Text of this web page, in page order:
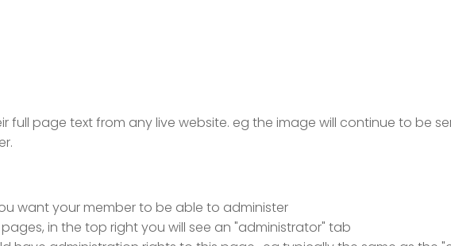
page text from any live website. eg the image will continue to be
want your member to be able to administer
in the top right you will see an "administrator" tab